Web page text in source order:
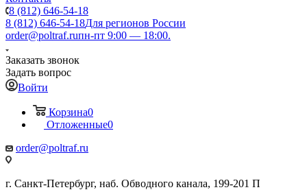
8 (812) 646-54-18
8 (812) 646-54-18Для регионов России
order@poltraf.ruпн-пт 9:00 — 18:00.
Заказать звонок
Задать вопрос
Войти
Корзина0
Отложенные0
order@poltraf.ru
г. Санкт-Петербург, наб. Обводного канала, 199-201 П